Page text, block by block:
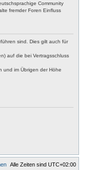
Community
fremder Foren Einfluss
sind. Dies gilt auch für
auf die bei Vertragsschluss
und im Übrigen der Höhe
Alle Zeiten sind UTC+02:00